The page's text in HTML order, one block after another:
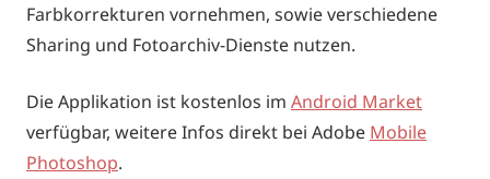
Farbkorrekturen vornehmen, sowie verschiedene
Sharing und Fotoarchiv-Dienste nutzen.
Die Applikation ist kostenlos im Android Market
verfügbar, weitere Infos direkt bei Adobe Mobile
Photoshop.